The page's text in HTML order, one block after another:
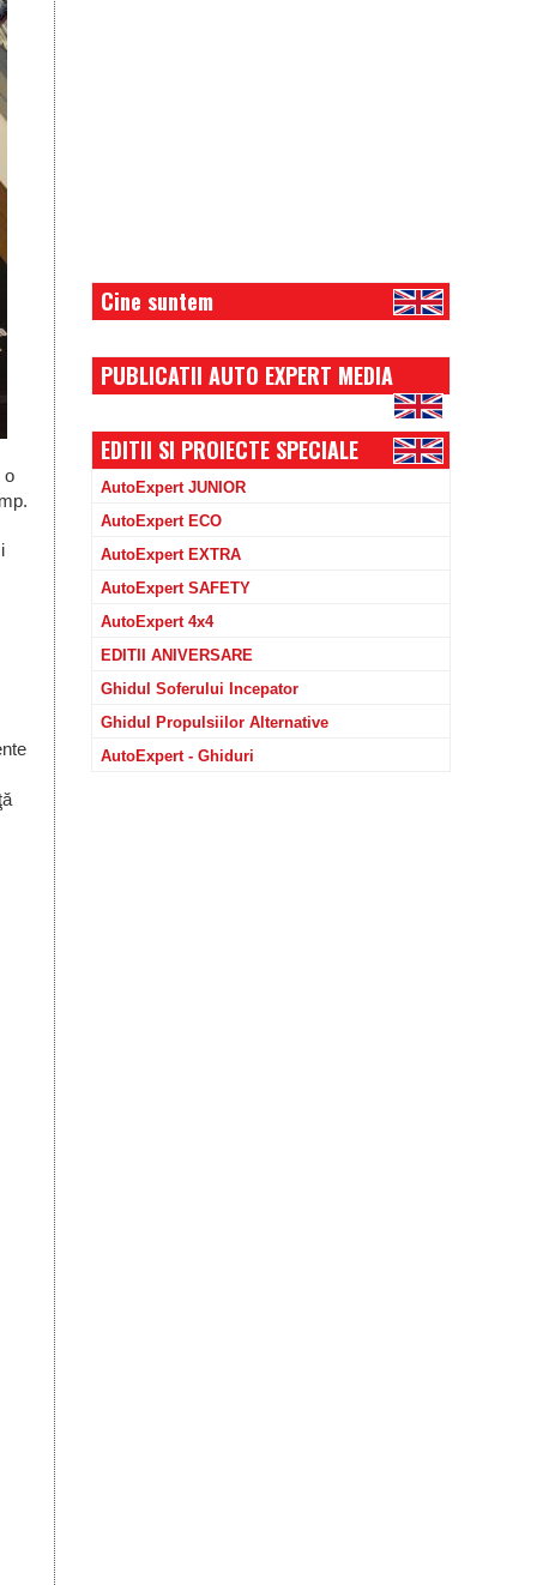
o
Cine suntem
PUBLICATII AUTO EXPERT MEDIA
EDITII SI PROIECTE SPECIALE
AutoExpert JUNIOR
AutoExpert ECO
AutoExpert EXTRA
AutoExpert SAFETY
AutoExpert 4x4
EDITII ANIVERSARE
Ghidul Soferului Incepator
Ghidul Propulsiilor Alternative
AutoExpert - Ghiduri